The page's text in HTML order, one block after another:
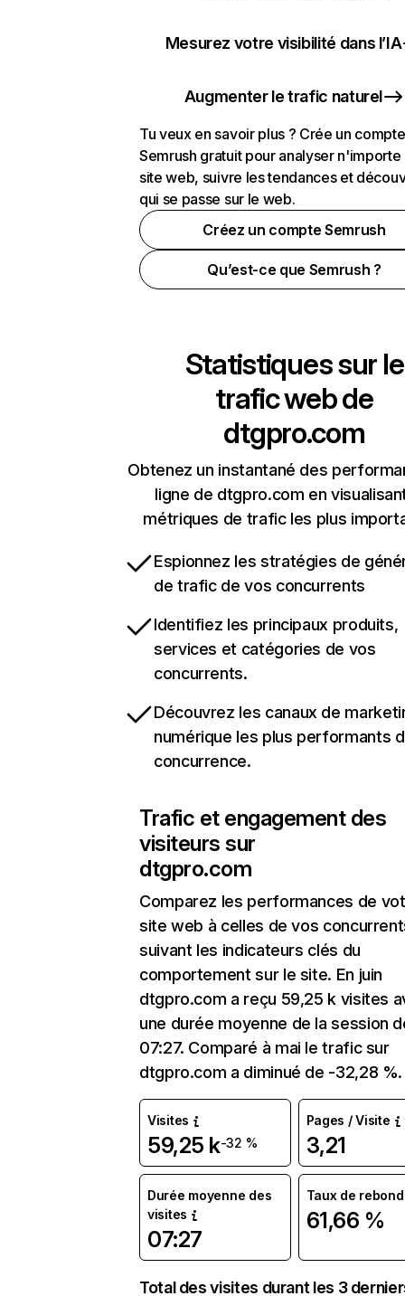
Mesurez votre visibilité dans l’IA
Augmenter le trafic naturel
Tu veux en savoir plus ? Crée un compte
Semrush gratuit pour analyser n'importe
site web, suivre les tendances et
qui se passe sur le web.
Créez un compte Semrush
Qu’est-ce que Semrush ?
Statistiques sur le
trafic web de
dtgpro.com
Obtenez un instantané des
ligne de dtgpro.com en
métriques de trafic les plus
Espionnez les stratégies de
de trafic de vos concurrents
Identifiez les principaux produits,
services et catégories de vos
concurrents.
Découvrez les canaux de
numérique les plus performants
concurrence.
Trafic et engagement des
visiteurs sur
dtgpro.com
Comparez les performances de
site web à celles de vos
suivant les indicateurs clés du
comportement sur le site. En juin
dtgpro.com a reçu 59,25 k visites
une durée moyenne de la session
07:27. Comparé à mai le trafic sur
dtgpro.com a diminué de -32,28 %.
Visites
59,25 k-32 %
Pages / Visite
3,21
Durée moyenne des
visites
07:27
Taux de rebond
61,66 %
Total des visites durant les 3